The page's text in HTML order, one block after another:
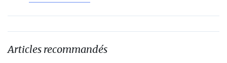
Articles recommandés